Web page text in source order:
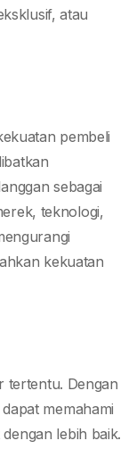
atau
pembeli
sebagai
teknologi,
kekuatan
tertentu. Dengan
memahami
lebih baik.